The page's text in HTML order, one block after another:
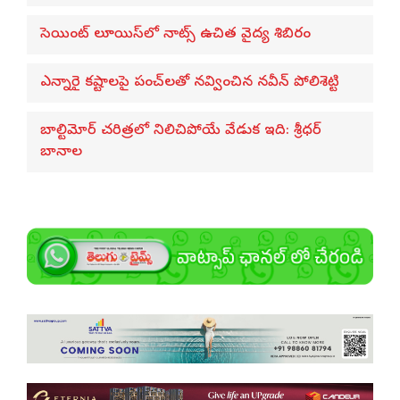
సెయింట్ లూయిస్‌లో నాట్స్ ఉచిత వైద్య శిబిరం
ఎన్నారై కష్టాలపై పంచ్‌లతో నవ్వించిన నవీన్ పోలిశెట్టి
బాల్టిమోర్ చరిత్రలో నిలిచిపోయే వేడుక ఇది: శ్రీధర్
బానాల